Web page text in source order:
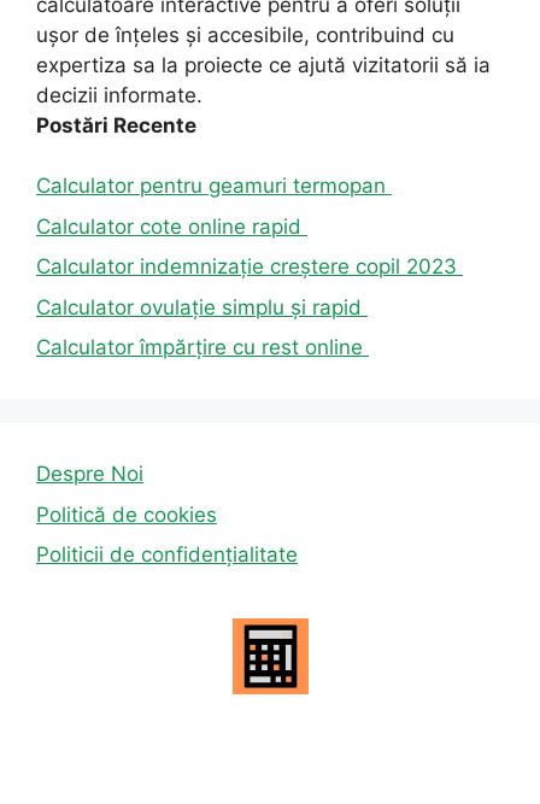
ușor de înțeles și accesibile, contribuind cu
expertiza sa la proiecte ce ajută vizitatorii să ia
decizii informate.
Postări Recente
Calculator pentru geamuri termopan
Calculator cote online rapid
Calculator indemnizație creștere copil 2023
Calculator ovulație simplu și rapid
Calculator împărțire cu rest online
Despre Noi
Politică de cookies
Politicii de confidențialitate